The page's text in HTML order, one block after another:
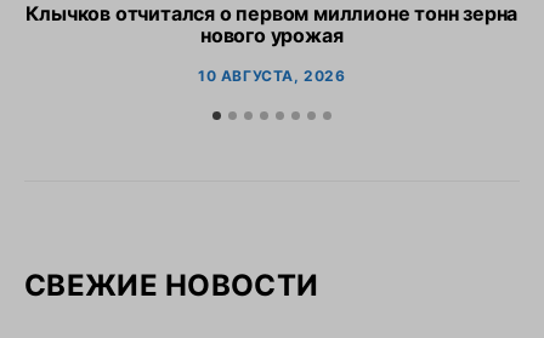
Клычков отчитался о первом миллионе тонн зерна
нового урожая
10 АВГУСТА, 2026
СВЕЖИЕ НОВОСТИ